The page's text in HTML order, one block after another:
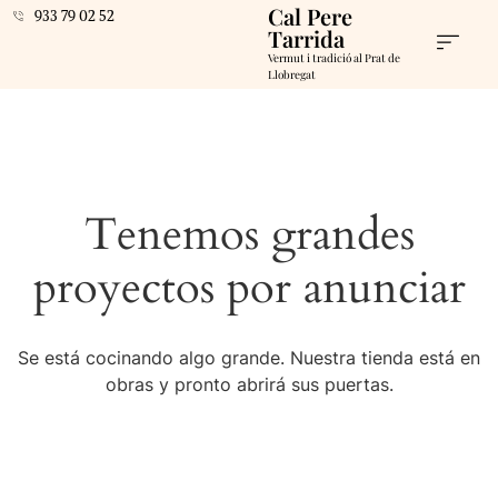
933 79 02 52 Cal Pere
Tarrida
Vermut i tradició al Prat de
Llobregat
Tenemos grandes
proyectos por anunciar
Se está cocinando algo grande. Nuestra tienda está en
obras y pronto abrirá sus puertas.